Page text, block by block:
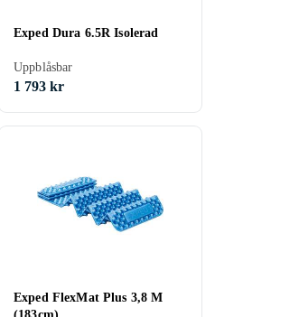
Exped Dura 6.5R Isolerad
Uppblåsbar
1 793 kr
Exped FlexMat Plus 3,8 M